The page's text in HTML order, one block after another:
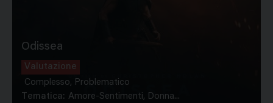
Odissea
Valutazione
Complesso, Problematico
Tematica: Amore-Sentimenti, Donna...